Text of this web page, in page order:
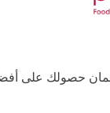
المكونات، المواد
حصولك على